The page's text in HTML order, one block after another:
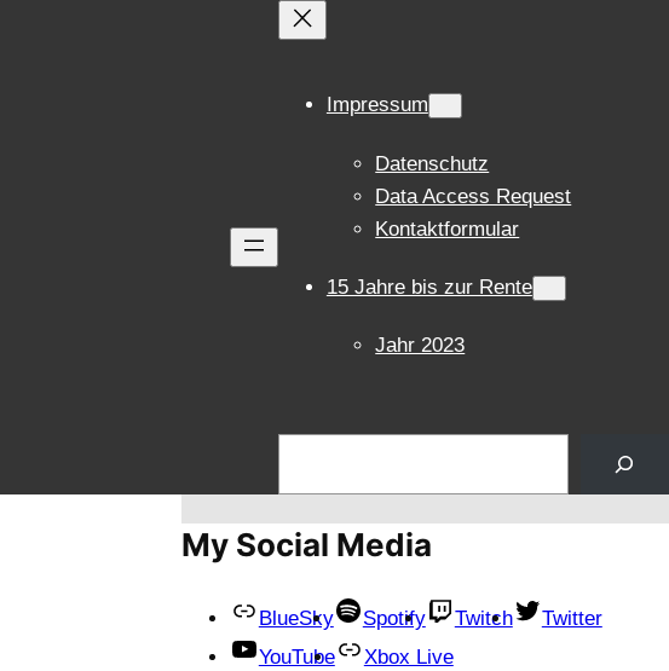
Impressum
Datenschutz
Data Access Request
Kontaktformular
15 Jahre bis zur Rente
Jahr 2023
My Social Media
BlueSky Spotify Twitch
Twitter
YouTube
Xbox Live